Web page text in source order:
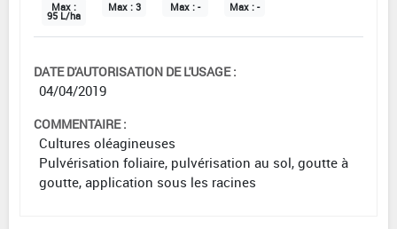
Max :
95 L/ha
Max : 3 Max : - Max : -
DATE D'AUTORISATION DE L'USAGE :
04/04/2019
COMMENTAIRE :
Cultures oléagineuses
Pulvérisation foliaire, pulvérisation au sol, goutte à
goutte, application sous les racines